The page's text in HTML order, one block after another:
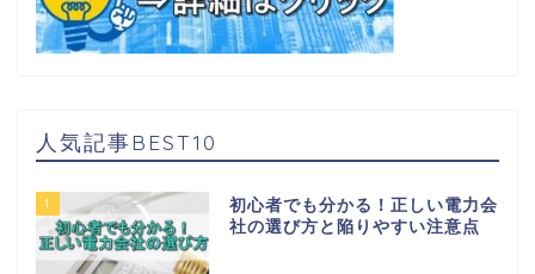
人気記事BEST10
1
初心者でも分かる！正しい電力会
社の選び方と陥りやすい注意点